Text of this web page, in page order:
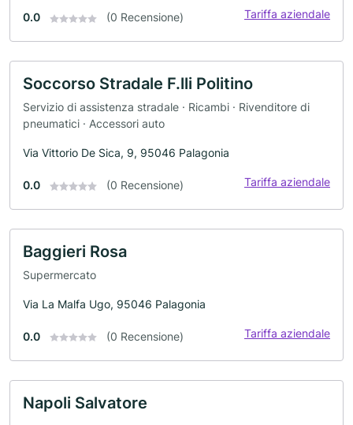
0.0 (0 Recensione) Tariffa aziendale
Soccorso Stradale F.lli Politino
Servizio di assistenza stradale · Ricambi · Rivenditore di
pneumatici · Accessori auto
Via Vittorio De Sica, 9, 95046 Palagonia
0.0 (0 Recensione) Tariffa aziendale
Baggieri Rosa
Supermercato
Via La Malfa Ugo, 95046 Palagonia
0.0 (0 Recensione) Tariffa aziendale
Napoli Salvatore